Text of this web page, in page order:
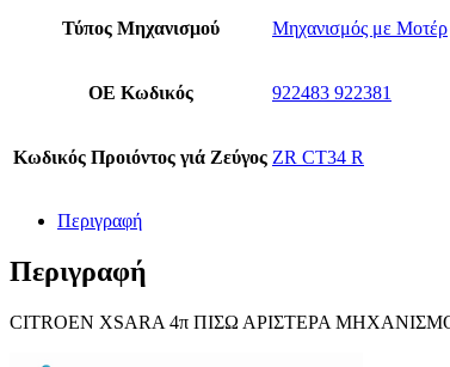
Τύπος Μηχανισμού Μηχανισμός με Μοτέρ
ΟΕ Κωδικός 922483 922381
Κωδικός Προιόντος γιά Ζεύγος ZR CT34 R
Περιγραφή
Περιγραφή
CITROEN XSARA 4π ΠΙΣΩ ΑΡΙΣΤΕΡΑ